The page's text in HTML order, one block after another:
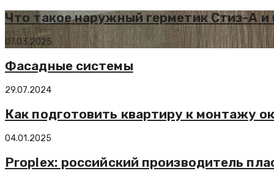
Что такое наружный герметик Стиз-А и
07.03.2025
Фасадные системы
29.07.2024
Как подготовить квартиру к монтажу
04.01.2025
Proplex: российский производитель